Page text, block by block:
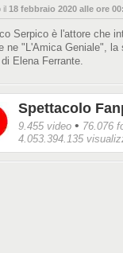
il 18 febbraio 2020 alle ore
Serpico è l'attore che
ne "L'Amica Geniale", la
Elena Ferrante.
Spettacolo
9.455 video • 76.076
4.053.394.135